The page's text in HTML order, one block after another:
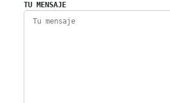
TU MENSAJE